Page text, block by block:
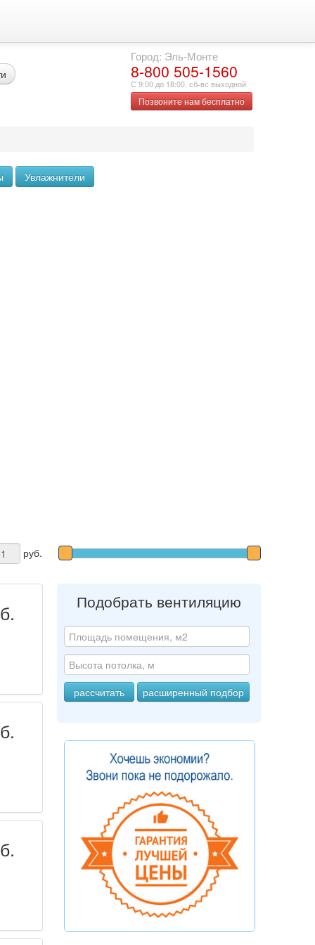
Город: Эль-Монте
8-800 505-1560
С 9:00 до 18:00, сб-вс выходной
Позвоните нам бесплатно
Увлажнители
руб.
Подобрать вентиляцию